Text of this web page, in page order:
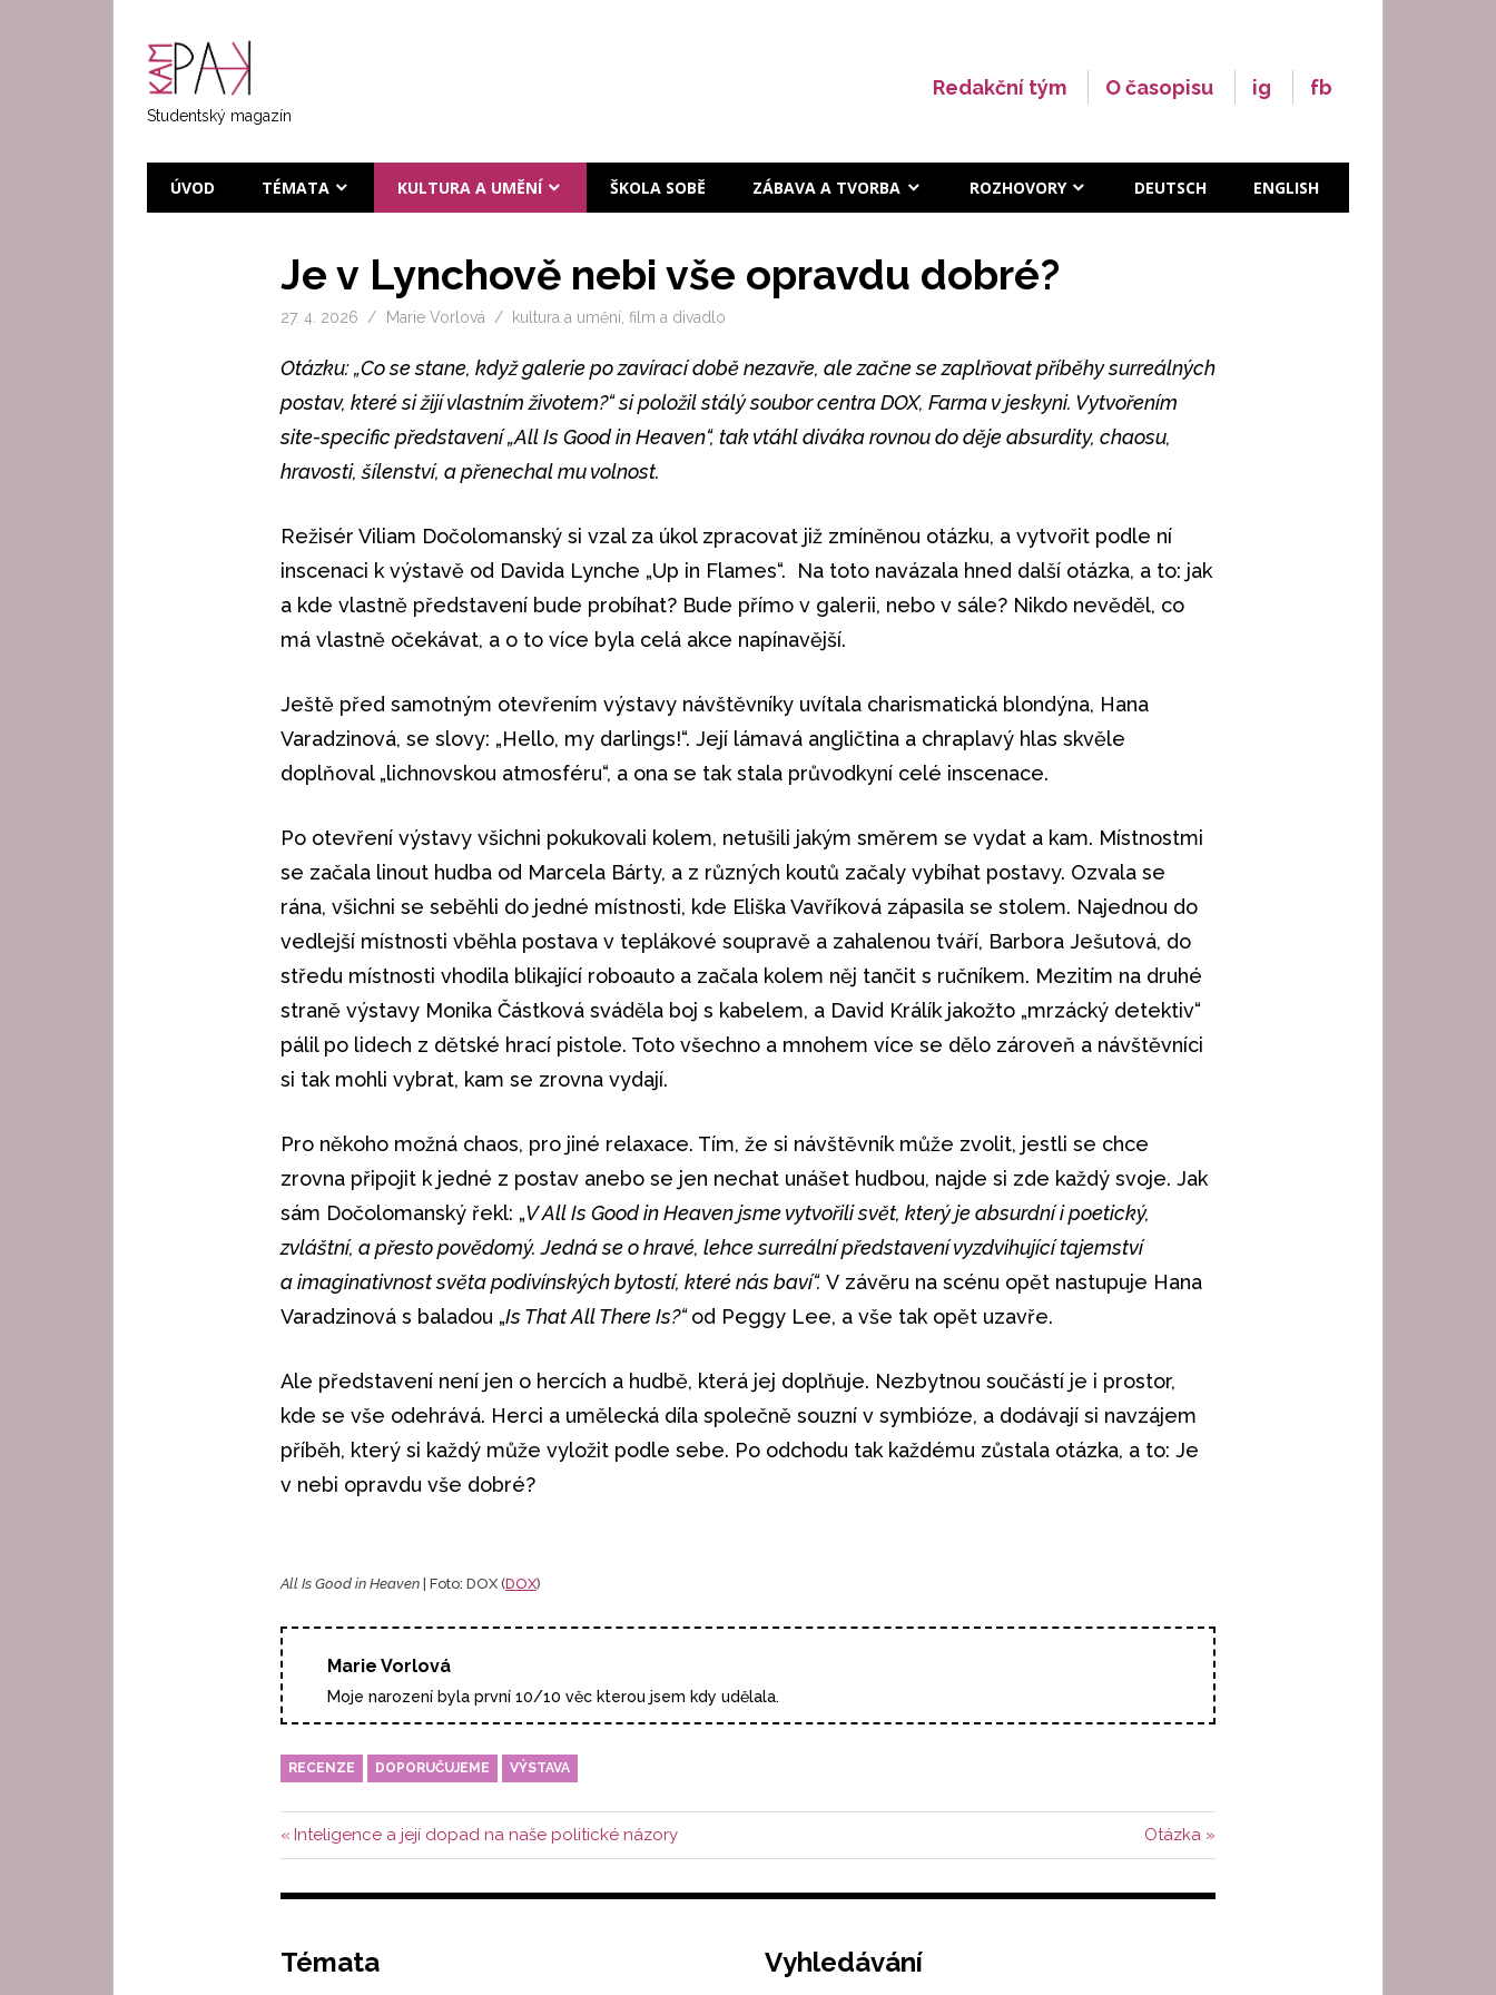
Studentský magazín
Redakční tým O časopisu ig fb
ÚVOD TÉMATA KULTURA A UMĚNÍ ŠKOLA SOBĚ ZÁBAVA A TVORBA ROZHOVORY DEUTSCH ENGLISH
Je v Lynchově nebi vše opravdu dobré?
27. 4. 2026 Marie Vorlová kultura a umění ,film a divadlo
Otázku: „Co se stane, když galerie po zavírací době nezavře, ale začne se zaplňovat příběhy surreálných
postav, které si žijí vlastním životem?“ si položil stálý soubor centra DOX, Farma v jeskyni. Vytvořením
site-specific představení „All Is Good in Heaven“, tak vtáhl diváka rovnou do děje absurdity, chaosu,
hravosti, šílenství, a přenechal mu volnost.
Režisér Viliam Dočolomanský si vzal za úkol zpracovat již zmíněnou otázku, a vytvořit podle ní
inscenaci k výstavě od Davida Lynche „Up in Flames“. Na toto navázala hned další otázka, a to: jak
a kde vlastně představení bude probíhat? Bude přímo v galerii, nebo v sále? Nikdo nevěděl, co
má vlastně očekávat, a o to více byla celá akce napínavější.
Ještě před samotným otevřením výstavy návštěvníky uvítala charismatická blondýna, Hana
Varadzinová, se slovy: „Hello, my darlings!“. Její lámavá angličtina a chraplavý hlas skvěle
doplňoval „lichnovskou atmosféru“, a ona se tak stala průvodkyní celé inscenace.
Po otevření výstavy všichni pokukovali kolem, netušili jakým směrem se vydat a kam. Místnostmi
se začala linout hudba od Marcela Bárty, a z různých koutů začaly vybíhat postavy. Ozvala se
rána, všichni se seběhli do jedné místnosti, kde Eliška Vavříková zápasila se stolem. Najednou do
vedlejší místnosti vběhla postava v teplákové soupravě a zahalenou tváří, Barbora Ješutová, do
středu místnosti vhodila blikající roboauto a začala kolem něj tančit s ručníkem. Mezitím na druhé
straně výstavy Monika Částková sváděla boj s kabelem, a David Králík jakožto „mrzácký detektiv“
pálil po lidech z dětské hrací pistole. Toto všechno a mnohem více se dělo zároveň a návštěvníci
si tak mohli vybrat, kam se zrovna vydají.
Pro někoho možná chaos, pro jiné relaxace. Tím, že si návštěvník může zvolit, jestli se chce
zrovna připojit k jedné z postav anebo se jen nechat unášet hudbou, najde si zde každý svoje. Jak
sám Dočolomanský řekl: „V All Is Good in Heaven jsme vytvořili svět, který je absurdní i poetický,
zvláštní, a přesto povědomý. Jedná se o hravé, lehce surreální představení vyzdvihující tajemství
a imaginativnost světa podivínských bytostí, které nás baví“. V závěru na scénu opět nastupuje Hana
Varadzinová s baladou „Is That All There Is?“od Peggy Lee, a vše tak opět uzavře.
Ale představení není jen o hercích a hudbě, která jej doplňuje. Nezbytnou součástí je i prostor,
kde se vše odehrává. Herci a umělecká díla společně souzní v symbióze, a dodávají si navzájem
příběh, který si každý může vyložit podle sebe. Po odchodu tak každému zůstala otázka, a to: Je
v nebi opravdu vše dobré?
All Is Good in Heaven | Foto: DOX (DOX)
Marie Vorlová
Moje narození byla první 10/10 věc kterou jsem kdy udělala.
RECENZE DOPORUČUJEME VÝSTAVA
Navigace
pro
Předchozí
příspěvek:
Inteligence a její dopad na naše politické názory
Další
příspěvek:
Otázka
Témata Vyhledávání